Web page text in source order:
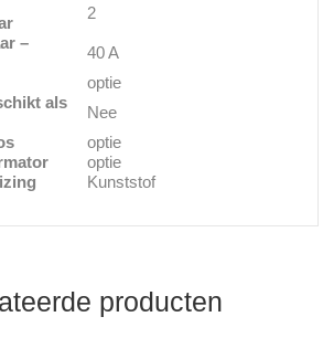
2
–
40 A
optie
als
Nee
optie
optie
Kunststof
producten